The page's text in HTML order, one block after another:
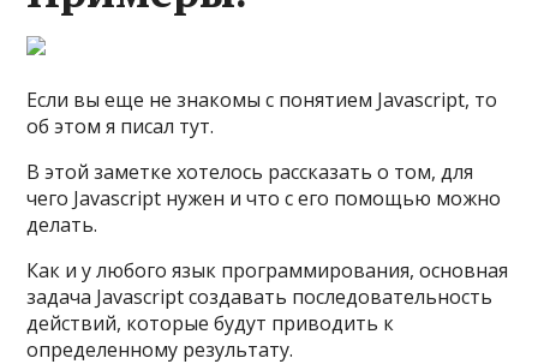
Если вы еще не знакомы с понятием Javascript, то
об этом я писал тут.
В этой заметке хотелось рассказать о том, для
чего Javascript нужен и что с его помощью можно
делать.
Как и у любого язык программирования, основная
задача Javascript создавать последовательность
действий, которые будут приводить к
определенному результату.